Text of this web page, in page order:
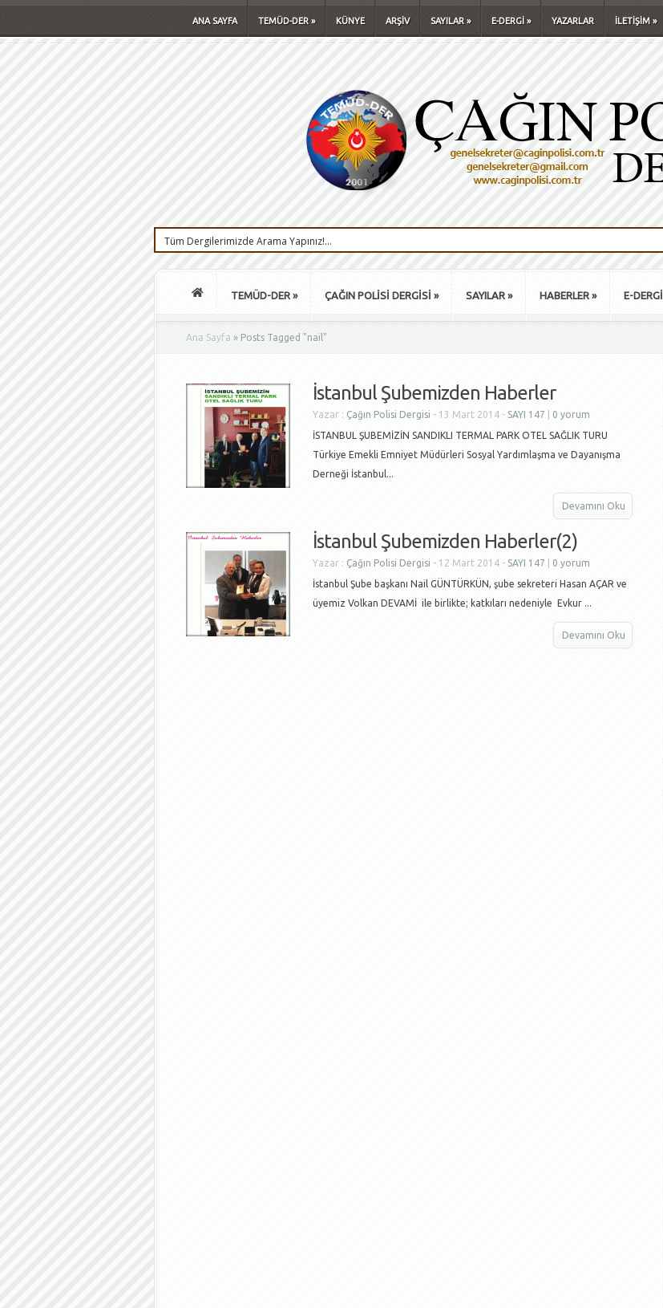
ANA SAYFA TEMÜD-DER » KÜNYE ARŞİV SAYILAR» E-DERGİ » YAZARLAR İLETİŞİM »
TEMÜD-DER » ÇAĞIN POLİSİ DERGİSİ » SAYILAR » HABERLER » E-DERGİ
Ana Sayfa » Posts Tagged "nail"
İstanbul Şubemizden Haberler
Yazar : Çağın Polisi Dergisi - 13 Mart 2014 - SAYI 147
0 yorum
İSTANBUL ŞUBEMİZİN SANDIKLI TERMAL PARK OTEL SAĞLIK TURU
Türkiye Emekli Emniyet Müdürleri Sosyal Yardımlaşma ve Dayanışma
Derneği İstanbul...
Devamını Oku
İstanbul Şubemizden Haberler(2)
Yazar : Çağın Polisi Dergisi - 12 Mart 2014 - SAYI 147
0 yorum
İstanbul Şube başkanı Nail GÜNTÜRKÜN, şube sekreteri Hasan AÇAR ve
üyemiz Volkan DEVAMİ ile birlikte; katkıları nedeniyle Evkur ...
Devamını Oku